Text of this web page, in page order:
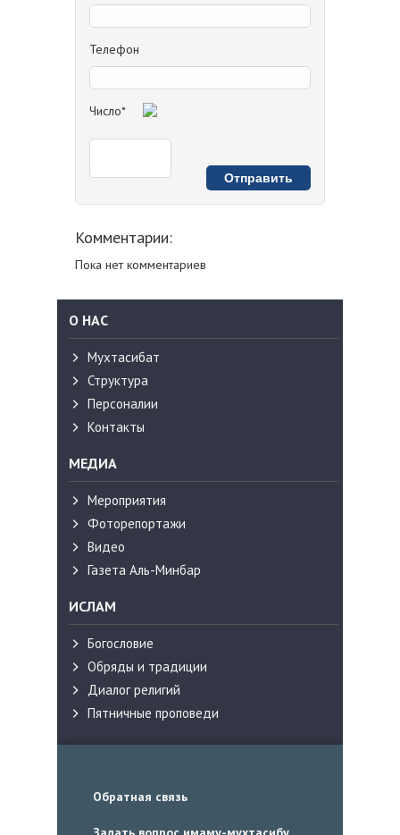
Телефон
Число*
Комментарии:
Пока нет комментариев
О НАС
Мухтасибат
Структура
Персоналии
Контакты
МЕДИА
Мероприятия
Фоторепортажи
Видео
Газета Аль-Минбар
ИСЛАМ
Богословие
Обряды и традиции
Диалог религий
Пятничные проповеди
Обратная связь